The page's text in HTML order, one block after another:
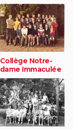
Collège Notre-
dame Immaculée